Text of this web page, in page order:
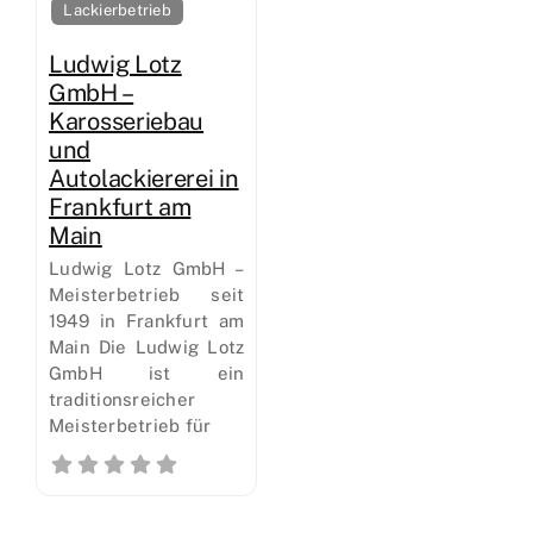
Lackierbetrieb
Ludwig Lotz
GmbH –
Karosseriebau
und
Autolackiererei in
Frankfurt am
Main
Ludwig Lotz GmbH –
Meisterbetrieb seit
1949 in Frankfurt am
Main Die Ludwig Lotz
GmbH ist ein
traditionsreicher
Meisterbetrieb für